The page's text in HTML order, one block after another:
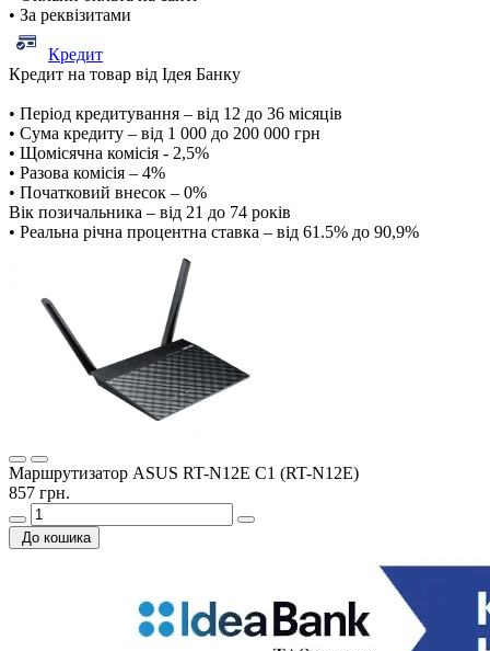
• За реквізитами
Кредит
Кредит на товар від Ідея Банку
• Період кредитування – від 12 до 36 місяців
• Сума кредиту – від 1 000 до 200 000 грн
• Щомісячна комісія - 2,5%
• Разова комісія – 4%
• Початковий внесок – 0%
Вік позичальника – від 21 до 74 років
• Реальна річна процентна ставка – від 61.5% до 90,9%
Маршрутизатор ASUS RT-N12E C1 (RT-N12E)
857 грн.
До кошика